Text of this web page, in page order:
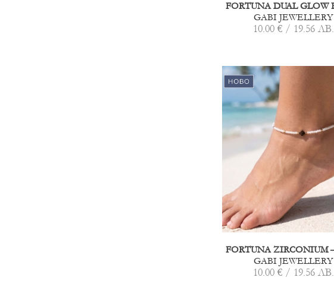
GABI JEWELLERY
10.00 € / 19.56 ЛВ.
GABI JEWELLERY
10.00 € / 19.56 ЛВ.